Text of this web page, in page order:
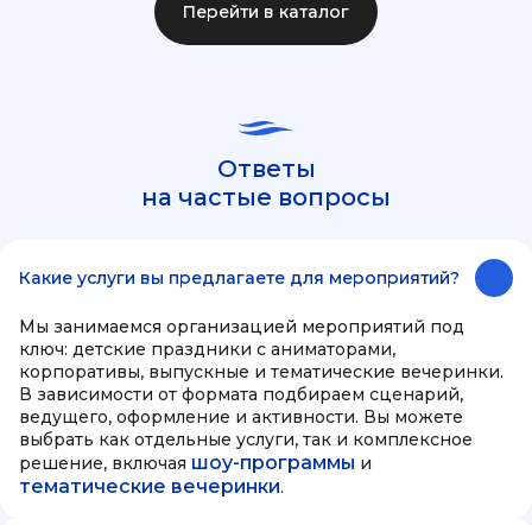
Перейти в каталог
Ответы
на частые вопросы
Какие услуги вы предлагаете для мероприятий?
Мы занимаемся организацией мероприятий под
ключ: детские праздники с аниматорами,
корпоративы, выпускные и тематические вечеринки.
В зависимости от формата подбираем сценарий,
ведущего, оформление и активности. Вы можете
выбрать как отдельные услуги, так и комплексное
решение, включая шоу-программы и
тематические вечеринки.